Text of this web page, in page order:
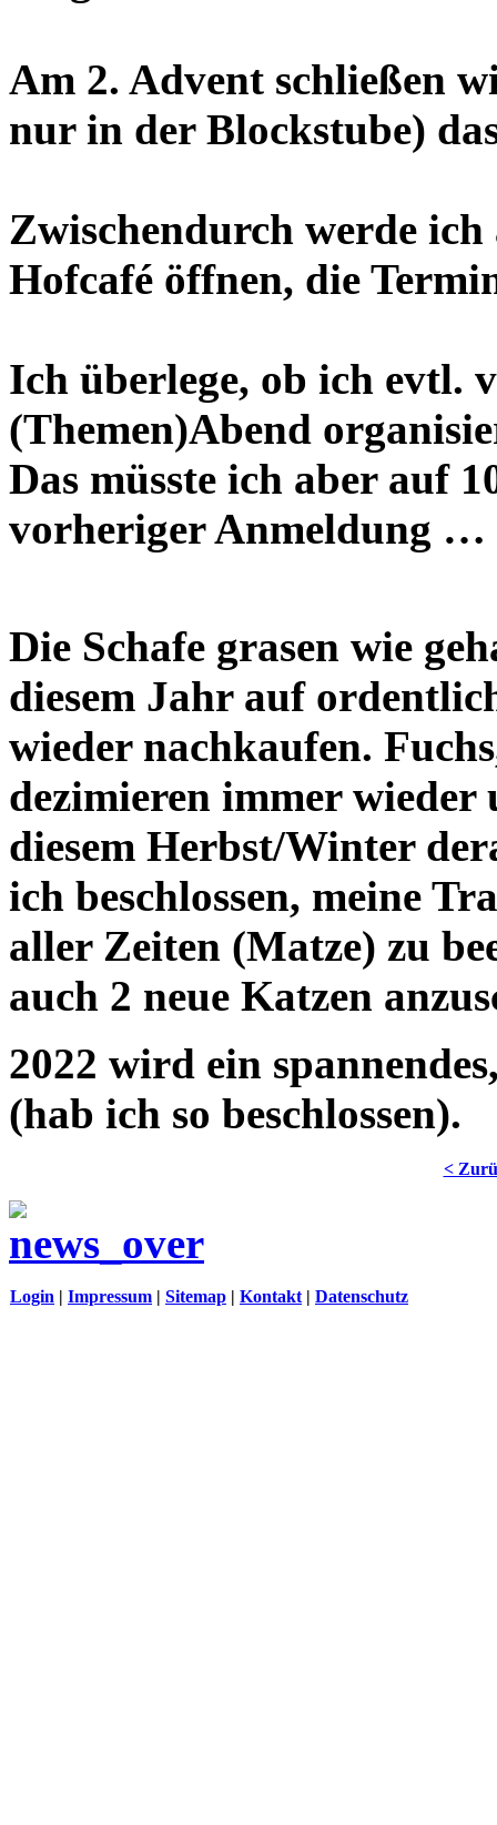
Am 2. Advent schließen
nur in der Blockstube)
Zwischendurch werde ich
Hofcafé öffnen, die
Ich überlege, ob ich evtl.
(Themen)Abend
Das müsste ich aber auf
vorheriger Anmeldung …
Die Schafe grasen wie
diesem Jahr auf
wieder nachkaufen.
dezimieren immer
diesem Herbst/Winter
ich beschlossen, meine
aller Zeiten (Matze) zu
auch 2 neue Katzen
2022 wird ein
(hab ich so beschlossen).
<
Login | Impressum | Sitemap | Kontakt | Datenschutz